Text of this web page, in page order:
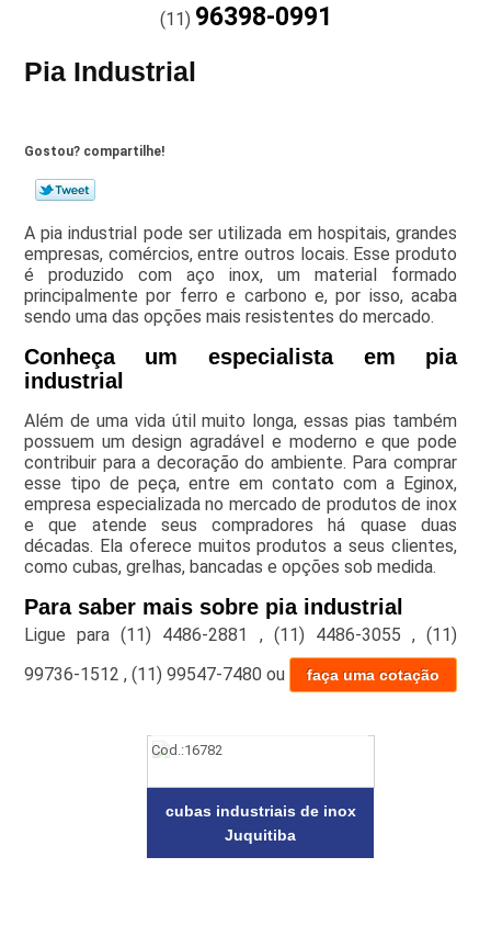
(11) 96398-0991
Pia Industrial
Gostou? compartilhe!
A pia industrial pode ser utilizada em hospitais, grandes
empresas, comércios, entre outros locais. Esse produto
é produzido com aço inox, um material formado
principalmente por ferro e carbono e, por isso, acaba
sendo uma das opções mais resistentes do mercado.
Conheça um especialista em pia
industrial
Além de uma vida útil muito longa, essas pias também
possuem um design agradável e moderno e que pode
contribuir para a decoração do ambiente. Para comprar
esse tipo de peça, entre em contato com a Eginox,
empresa especializada no mercado de produtos de inox
e que atende seus compradores há quase duas
décadas. Ela oferece muitos produtos a seus clientes,
como cubas, grelhas, bancadas e opções sob medida.
Para saber mais sobre pia industrial
Ligue para(11) 4486-2881 , (11) 4486-3055 ,(11)
99736-1512 , (11) 99547-7480ou faça uma cotação
Cod.:16782
cubas industriais de inox
Juquitiba